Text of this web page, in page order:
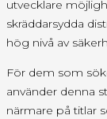
utvecklare
skräddarsydda
hög nivå av
För dem som
använder denna
närmare på titlar